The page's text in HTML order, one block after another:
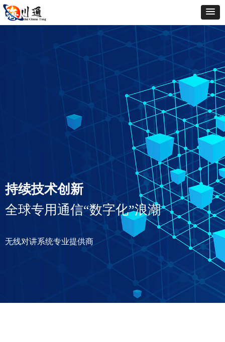
持续技术创新
全球专用通信“数字化”浪潮
无线对讲系统专业提供商